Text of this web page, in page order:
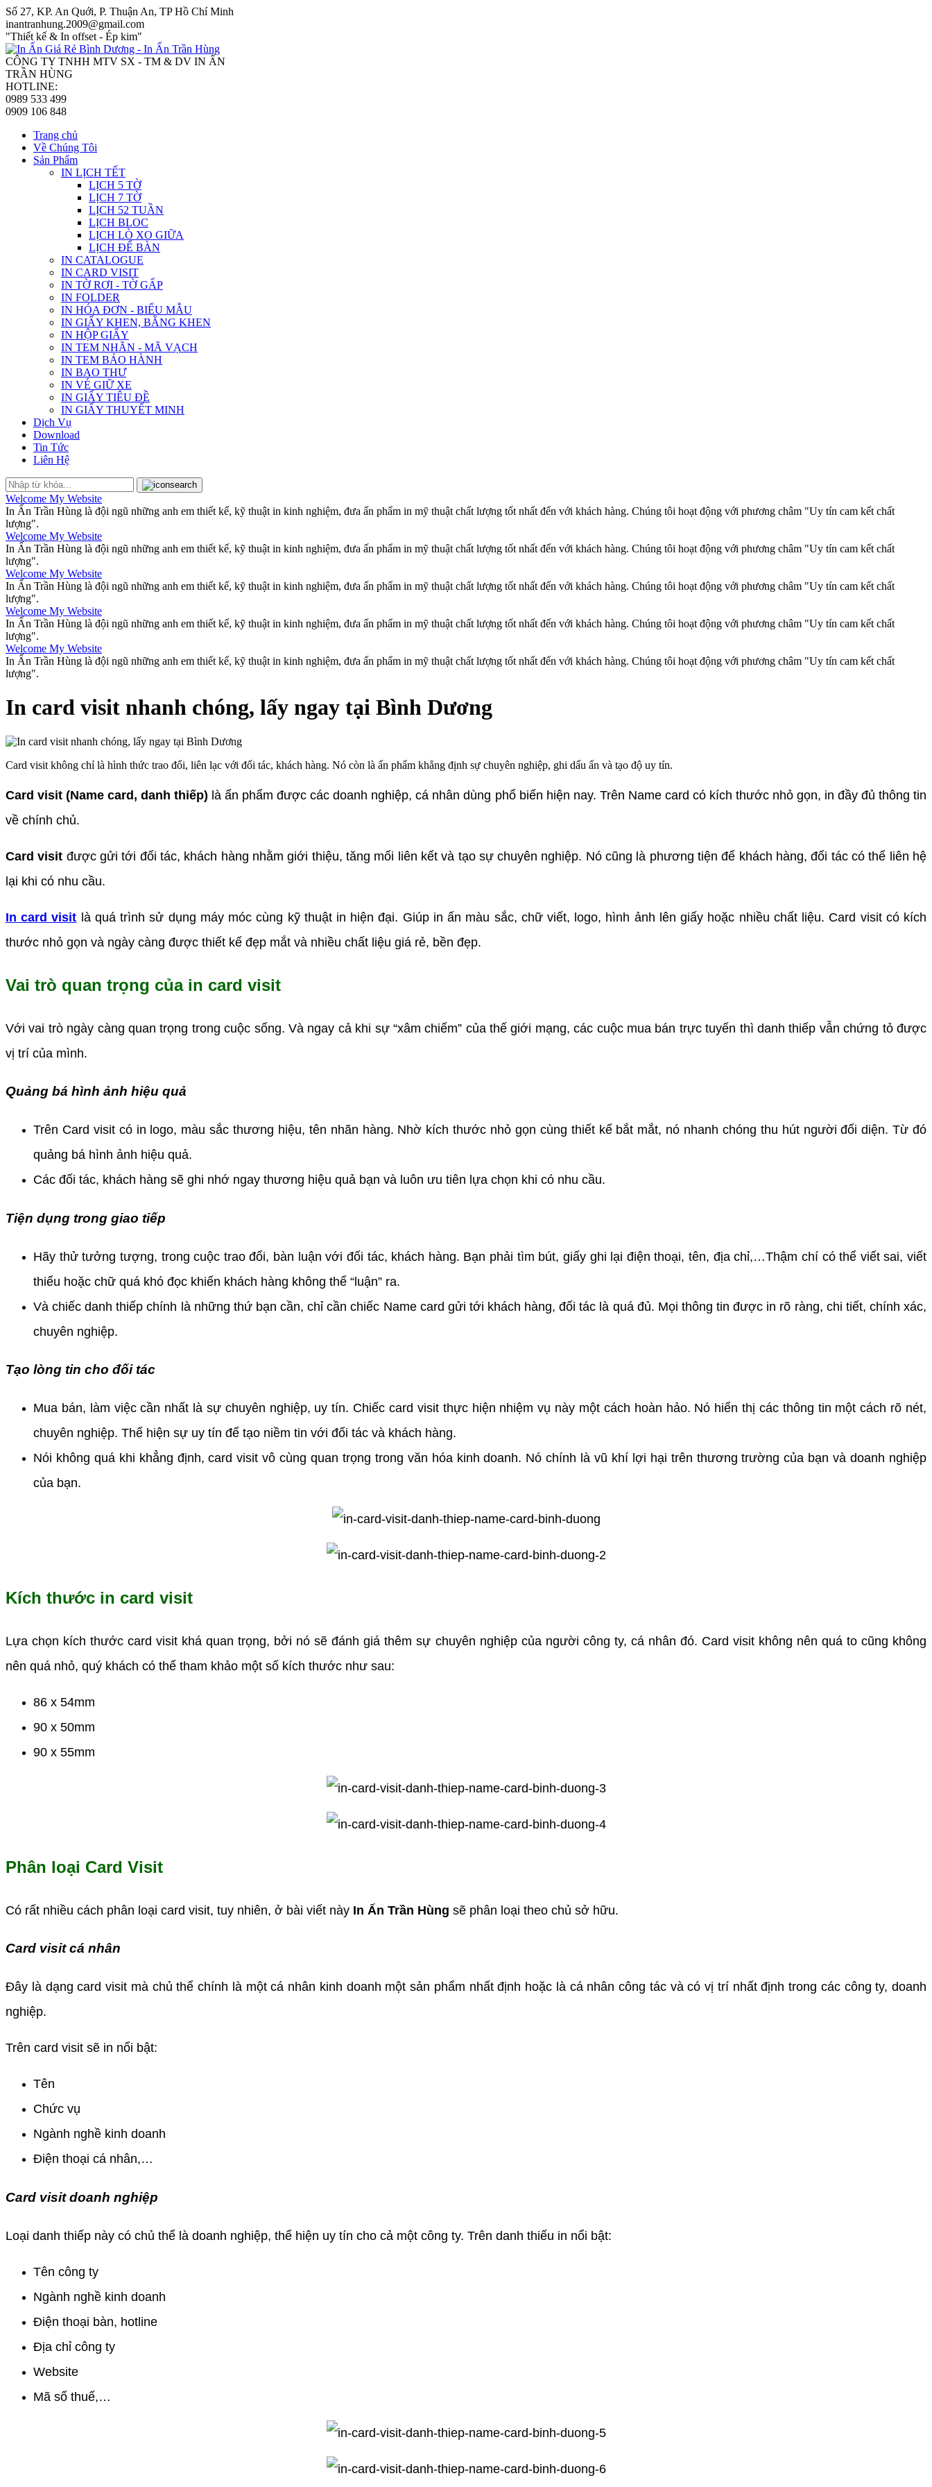
Số 27, KP. An Quới, P. Thuận An, TP Hồ Chí Minh
inantranhung.2009@gmail.com
"Thiết kế & In offset - Ép kim"
CÔNG TY TNHH MTV SX - TM & DV IN ẤN
TRẦN HÙNG
HOTLINE:
0989 533 499
0909 106 848
Trang chủ
Về Chúng Tôi
Sản Phẩm
IN LỊCH TẾT
LỊCH 5 TỜ
LỊCH 7 TỜ
LỊCH 52 TUẦN
LỊCH BLOC
LỊCH LÒ XO GIỮA
LỊCH ĐỂ BÀN
IN CATALOGUE
IN CARD VISIT
IN TỜ RƠI - TỜ GẤP
IN FOLDER
IN HÓA ĐƠN - BIỂU MẪU
IN GIẤY KHEN, BẰNG KHEN
IN HỘP GIẤY
IN TEM NHÃN - MÃ VẠCH
IN TEM BẢO HÀNH
IN BAO THƯ
IN VÉ GIỮ XE
IN GIẤY TIÊU ĐỀ
IN GIẤY THUYẾT MINH
Dịch Vụ
Download
Tin Tức
Liên Hệ
Welcome My Website
In Ấn Trần Hùng là đội ngũ những anh em thiết kế, kỹ thuật in kinh nghiệm, đưa ấn phẩm in mỹ thuật chất lượng tốt nhất đến với khách hàng. Chúng tôi hoạt động với phương châm "Uy tín cam kết chất
lượng".
Welcome My Website
In Ấn Trần Hùng là đội ngũ những anh em thiết kế, kỹ thuật in kinh nghiệm, đưa ấn phẩm in mỹ thuật chất lượng tốt nhất đến với khách hàng. Chúng tôi hoạt động với phương châm "Uy tín cam kết chất
lượng".
Welcome My Website
In Ấn Trần Hùng là đội ngũ những anh em thiết kế, kỹ thuật in kinh nghiệm, đưa ấn phẩm in mỹ thuật chất lượng tốt nhất đến với khách hàng. Chúng tôi hoạt động với phương châm "Uy tín cam kết chất
lượng".
Welcome My Website
In Ấn Trần Hùng là đội ngũ những anh em thiết kế, kỹ thuật in kinh nghiệm, đưa ấn phẩm in mỹ thuật chất lượng tốt nhất đến với khách hàng. Chúng tôi hoạt động với phương châm "Uy tín cam kết chất
lượng".
Welcome My Website
In Ấn Trần Hùng là đội ngũ những anh em thiết kế, kỹ thuật in kinh nghiệm, đưa ấn phẩm in mỹ thuật chất lượng tốt nhất đến với khách hàng. Chúng tôi hoạt động với phương châm "Uy tín cam kết chất
lượng".
In card visit nhanh chóng, lấy ngay tại Bình Dương
Card visit không chỉ là hình thức trao đổi, liên lạc với đối tác, khách hàng. Nó còn là ấn phẩm khẳng định sự chuyên nghiệp, ghi dấu ấn và tạo độ uy tín.
Card visit (Name card, danh thiếp) là ấn phẩm được các doanh nghiệp, cá nhân dùng phổ biến hiện nay. Trên Name card có kích thước nhỏ gọn, in đầy đủ thông tin
về chính chủ.
Card visit được gửi tới đối tác, khách hàng nhằm giới thiệu, tăng mối liên kết và tạo sự chuyên nghiệp. Nó cũng là phương tiện để khách hàng, đối tác có thể liên hệ
lại khi có nhu cầu.
In card visit là quá trình sử dụng máy móc cùng kỹ thuật in hiện đại. Giúp in ấn màu sắc, chữ viết, logo, hình ảnh lên giấy hoặc nhiều chất liệu. Card visit có kích
thước nhỏ gọn và ngày càng được thiết kế đẹp mắt và nhiều chất liệu giá rẻ, bền đẹp.
Vai trò quan trọng của in card visit
Với vai trò ngày càng quan trọng trong cuộc sống. Và ngay cả khi sự “xâm chiếm” của thế giới mạng, các cuộc mua bán trực tuyến thì danh thiếp vẫn chứng tỏ được
vị trí của mình.
Quảng bá hình ảnh hiệu quả
Trên Card visit có in logo, màu sắc thương hiệu, tên nhãn hàng. Nhờ kích thước nhỏ gọn cùng thiết kế bắt mắt, nó nhanh chóng thu hút người đối diện. Từ đó
quảng bá hình ảnh hiệu quả.
Các đối tác, khách hàng sẽ ghi nhớ ngay thương hiệu quả bạn và luôn ưu tiên lựa chọn khi có nhu cầu.
Tiện dụng trong giao tiếp
Hãy thử tưởng tượng, trong cuộc trao đổi, bàn luận với đối tác, khách hàng. Bạn phải tìm bút, giấy ghi lại điện thoại, tên, địa chỉ,…Thậm chí có thể viết sai, viết
thiếu hoặc chữ quá khó đọc khiến khách hàng không thể “luận” ra.
Và chiếc danh thiếp chính là những thứ bạn cần, chỉ cần chiếc Name card gửi tới khách hàng, đối tác là quá đủ. Mọi thông tin được in rõ ràng, chi tiết, chính xác,
chuyên nghiệp.
Tạo lòng tin cho đối tác
Mua bán, làm việc cần nhất là sự chuyên nghiệp, uy tín. Chiếc card visit thực hiện nhiệm vụ này một cách hoàn hảo. Nó hiển thị các thông tin một cách rõ nét,
chuyên nghiệp. Thể hiện sự uy tín để tạo niềm tin với đối tác và khách hàng.
Nói không quá khi khẳng định, card visit vô cùng quan trọng trong văn hóa kinh doanh. Nó chính là vũ khí lợi hại trên thương trường của bạn và doanh nghiệp
của bạn.
Kích thước in card visit
Lựa chọn kích thước card visit khá quan trọng, bởi nó sẽ đánh giá thêm sự chuyên nghiệp của người công ty, cá nhân đó. Card visit không nên quá to cũng không
nên quá nhỏ, quý khách có thể tham khảo một số kích thước như sau:
86 x 54mm
90 x 50mm
90 x 55mm
Phân loại Card Visit
Có rất nhiều cách phân loại card visit, tuy nhiên, ở bài viết này In Ấn Trần Hùng sẽ phân loại theo chủ sở hữu.
Card visit cá nhân
Đây là dạng card visit mà chủ thể chính là một cá nhân kinh doanh một sản phẩm nhất định hoặc là cá nhân công tác và có vị trí nhất định trong các công ty, doanh
nghiệp.
Trên card visit sẽ in nổi bật:
Tên
Chức vụ
Ngành nghề kinh doanh
Điện thoại cá nhân,…
Card visit doanh nghiệp
Loại danh thiếp này có chủ thể là doanh nghiệp, thể hiện uy tín cho cả một công ty. Trên danh thiếu in nổi bật:
Tên công ty
Ngành nghề kinh doanh
Điện thoại bàn, hotline
Địa chỉ công ty
Website
Mã số thuế,…